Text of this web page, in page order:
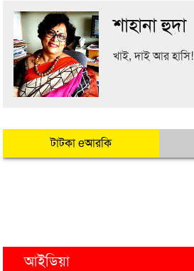
শাহানা হুদা
খাই, দাই আর হাসি!
টাটকা eআরকি
আইডিয়া